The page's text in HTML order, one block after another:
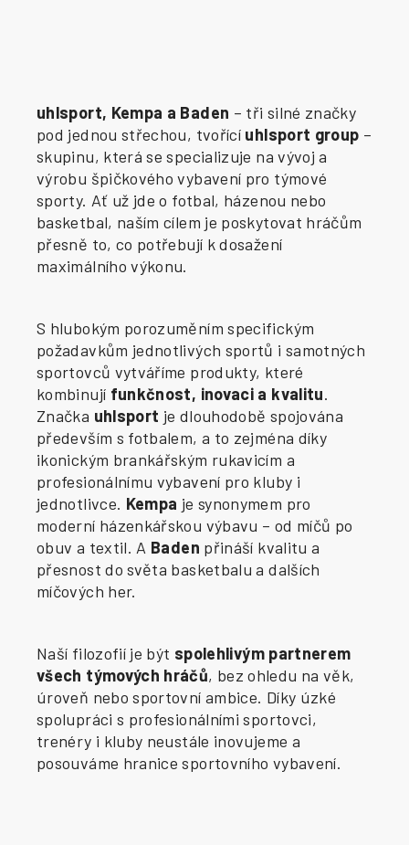
uhlsport, Kempa a Baden – tři silné značky
pod jednou střechou, tvořící uhlsport group –
skupinu, která se specializuje na vývoj a
výrobu špičkového vybavení pro týmové
sporty. Ať už jde o fotbal, házenou nebo
basketbal, naším cílem je poskytovat hráčům
přesně to, co potřebují k dosažení
maximálního výkonu.
S hlubokým porozuměním specifickým
požadavkům jednotlivých sportů i samotných
sportovců vytváříme produkty, které
kombinují funkčnost, inovaci a kvalitu.
Značka uhlsport je dlouhodobě spojována
především s fotbalem, a to zejména díky
ikonickým brankářským rukavicím a
profesionálnímu vybavení pro kluby i
jednotlivce. Kempa je synonymem pro
moderní házenkářskou výbavu – od míčů po
obuv a textil. A Baden přináší kvalitu a
přesnost do světa basketbalu a dalších
míčových her.
Naší filozofií je být spolehlivým partnerem
všech týmových hráčů, bez ohledu na věk,
úroveň nebo sportovní ambice. Díky úzké
spolupráci s profesionálními sportovci,
trenéry i kluby neustále inovujeme a
posouváme hranice sportovního vybavení.